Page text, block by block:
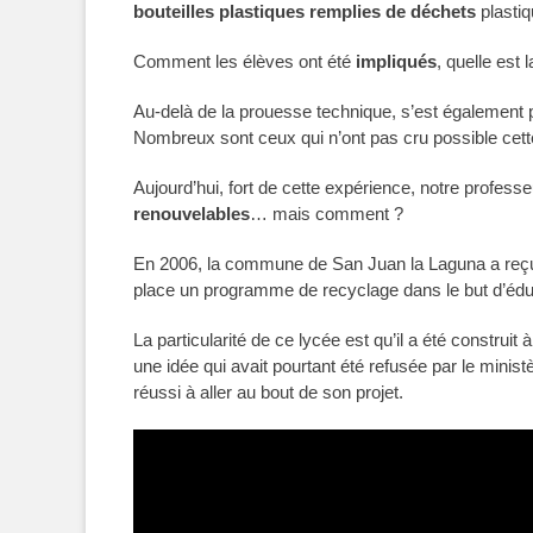
bouteilles plastiques remplies de déchets
Comment les élèves ont été impliqués, quelle est
Au-delà de la prouesse technique, s’est également
Nombreux sont ceux qui n’ont pas cru possible
Aujourd’hui, fort de cette expérience, notre
renouvelables… mais comment ?
En 2006, la commune de San Juan la Laguna a
place un programme de recyclage dans le but
La particularité de ce lycée est qu’il a été
une idée qui avait pourtant été refusée par le
réussi à aller au bout de son projet.